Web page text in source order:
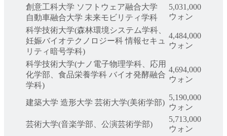
創意工科大学 ソフトウェア融合大学
自動車融合大学 未来モビリティ学科
5,031,000
ウォン
科学技術大学(森林環境システム学科、
妊娠バイオテクノロジー科 情報セキュ
リティ暗号学科)
4,484,000
ウォン
科学技術大学(ナノ電子物理学科、応用
化学部、食品栄養学科 バイオ発酵融合
学科)
4,694,000
ウォン
建築大学 造形大学 芸術大学(美術学部)
5,190,000
ウォン
芸術大学(音楽学部、公演芸術学部)
5,713,000
ウォン